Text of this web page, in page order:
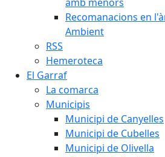
Recomanacions en
Ambient
RSS
Hemeroteca
El Garraf
La comarca
Municipis
Municipi de Canyelles
Municipi de Cubelles
Municipi de Olivella